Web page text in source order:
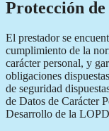
Protección de
El prestador se
cumplimiento de la
carácter personal, y
obligaciones
de seguridad
de Datos de Carácter
Desarrollo de la